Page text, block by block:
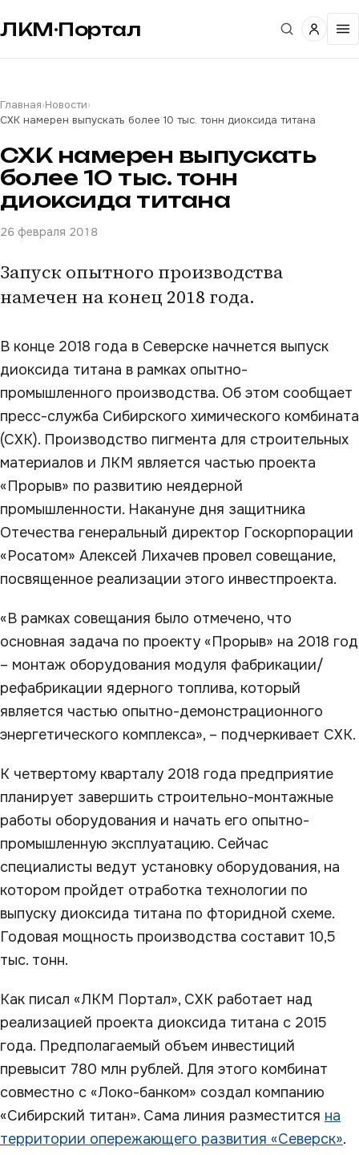
ЛКМ·Портал
Главная›Новости›
СХК намерен выпускать более 10 тыс. тонн диоксида титана
СХК намерен выпускать
более 10 тыс. тонн
диоксида титана
26 февраля 2018
Запуск опытного производства
намечен на конец 2018 года.
В конце 2018 года в Северске начнется выпуск
диоксида титана в рамках опытно-
промышленного производства. Об этом сообщает
пресс-служба Сибирского химического комбината
(СХК). Производство пигмента для строительных
материалов и ЛКМ является частью проекта
«Прорыв» по развитию неядерной
промышленности. Накануне дня защитника
Отечества генеральный директор Госкорпорации
«Росатом» Алексей Лихачев провел совещание,
посвященное реализации этого инвестпроекта.
«В рамках совещания было отмечено, что
основная задача по проекту «Прорыв» на 2018 год
– монтаж оборудования модуля фабрикации/
рефабрикации ядерного топлива, который
является частью опытно-демонстрационного
энергетического комплекса», – подчеркивает СХК.
К четвертому кварталу 2018 года предприятие
планирует завершить строительно-монтажные
работы оборудования и начать его опытно-
промышленную эксплуатацию. Сейчас
специалисты ведут установку оборудования, на
котором пройдет отработка технологии по
выпуску диоксида титана по фторидной схеме.
Годовая мощность производства составит 10,5
тыс. тонн.
Как писал «ЛКМ Портал», СХК работает над
реализацией проекта диоксида титана с 2015
года. Предполагаемый объем инвестиций
превысит 780 млн рублей. Для этого комбинат
совместно с «Локо-банком» создал компанию
«Сибирский титан». Сама линия разместится на
территории опережающего развития «Северск».